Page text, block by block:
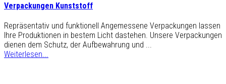
Verpackungen Kunststoff
Repräsentativ und funktionell Angemessene Verpackungen lassen
Ihre Produktionen in bestem Licht dastehen. Unsere Verpackungen
dienen dem Schutz, der Aufbewahrung und ...
Weiterlesen...